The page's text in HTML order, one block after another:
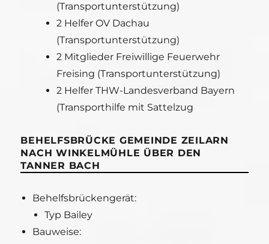
(Transportunterstützung)
2 Helfer OV Dachau
(Transportunterstützung)
2 Mitglieder Freiwillige Feuerwehr
Freising (Transportunterstützung)
2 Helfer THW-Landesverband Bayern
(Transporthilfe mit Sattelzug
BEHELFSBRÜCKE GEMEINDE ZEILARN
NACH WINKELMÜHLE ÜBER DEN
TANNER BACH
Behelfsbrückengerät:
Typ Bailey
Bauweise: